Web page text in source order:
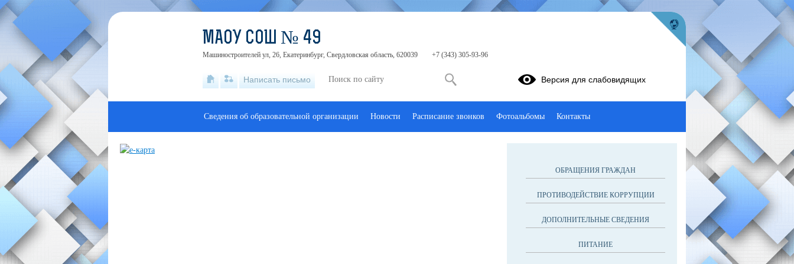
ОБРАЩЕНИЯ ГРАЖДАН
ПРОТИВОДЕЙСТВИЕ КОРРУПЦИИ
ДОПОЛНИТЕЛЬНЫЕ СВЕДЕНИЯ
ПИТАНИЕ
МАОУ СОШ № 49
Машиностроителей ул, 26, Екатеринбург, Свердловская область, 620039 +7 (343) 305-93-96
Написать письмо Версия для слабовидящих
Сведения об образовательной организации Новости Расписание звонков Фотоальбомы Контакты